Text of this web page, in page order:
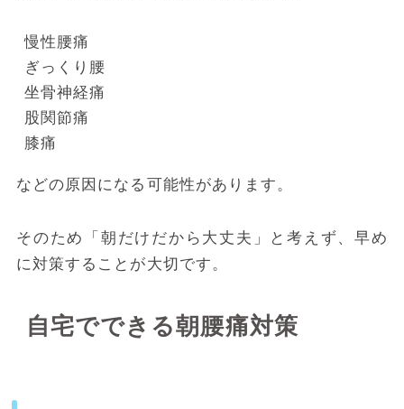
慢性腰痛
ぎっくり腰
坐骨神経痛
股関節痛
膝痛
などの原因になる可能性があります。
そのため「朝だけだから大丈夫」と考えず、早め
に対策することが大切です。
自宅でできる朝腰痛対策